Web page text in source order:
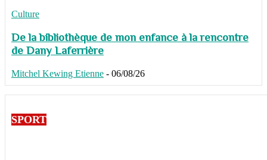
Culture
De la bibliothèque de mon enfance à la rencontre
de Dany Laferrière
Mitchel Kewing Etienne - 06/08/26
SPORT